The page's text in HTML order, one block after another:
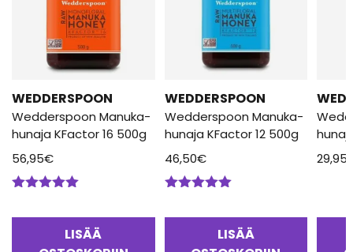
WEDDERSPOON
Wedderspoon Manuka-
hunaja KFactor 16 500g
56,95€
LISÄÄ
WEDDERSPOON
Wedderspoon Manuka-
hunaja KFactor 12 500g
46,50€
LISÄÄ
29,95